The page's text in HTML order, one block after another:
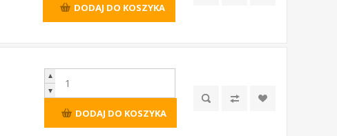
DODAJ DO KOSZYKA
▲
▼
DODAJ DO KOSZYKA